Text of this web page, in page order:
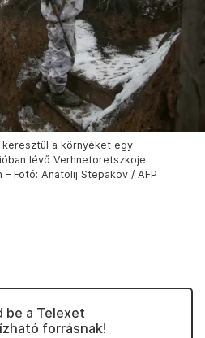
a környéket egy
lévő Verhnetoretszkoje
Fotó: Anatolij Stepakov / AFP
be a Telexet
forrásnak!